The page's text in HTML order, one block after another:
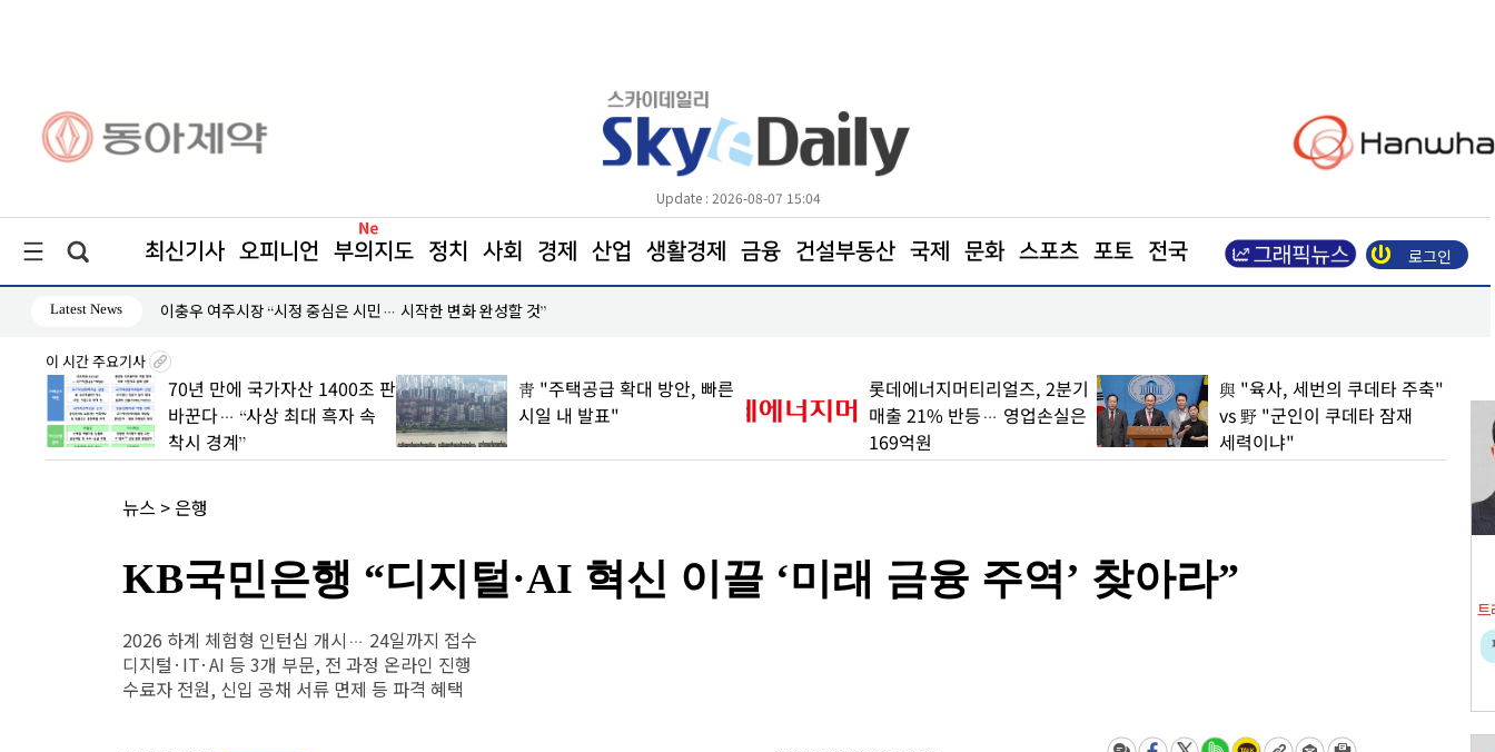
Update : 2026-08-07 15:04
최신기사 오피니언 부의지도 정치 사회 경제 산업 생활경제 금융 건설부동산 국제 문화 스포츠 포토 전국 로그인
Latest News 이충우 여주시장 “시정 중심은 시민… 시작한 변화 완성할 것”
이 시간 주요기사
70년 만에 국가자산 1400조 판
바꾼다… “사상 최대 흑자 속
착시 경계”
靑 "주택공급 확대 방안, 빠른
시일 내 발표"
롯데에너지머티리얼즈, 2분기
매출 21% 반등… 영업손실은
169억원
與 "육사, 세번의 쿠데타 주축"
vs 野 "군인이 쿠데타 잠재
세력이냐"
뉴스 > 은행
KB국민은행 “디지털·AI 혁신 이끌 ‘미래 금융 주역’ 찾아라”
2026 하계 체험형 인턴십 개시… 24일까지 접수
디지털·IT·AI 등 3개 부문, 전 과정 온라인 진행
수료자 전원, 신입 공채 서류 면제 등 파격 혜택